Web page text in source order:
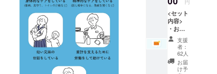
ます。 円
<セット
内容>
・お礼
のメー
ル ・活
動報告
ご支援
して頂
支援
者：
62人
お届
け予